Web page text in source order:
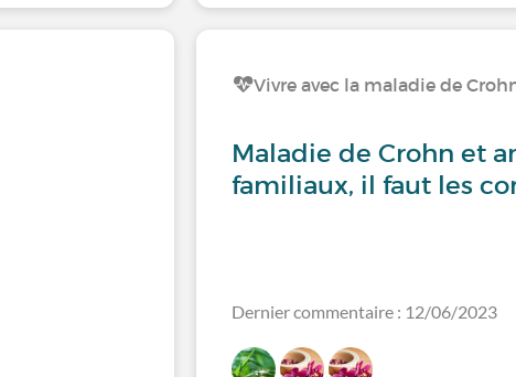
Vivre avec la maladie de
Maladie de Crohn et
familiaux, il faut les
Dernier commentaire : 12/06/2023